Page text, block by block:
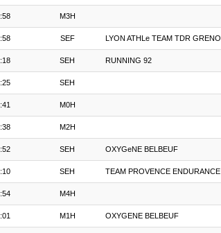
M3H
SEF LYON ATHLe TEAM TDR GRENO
SEH RUNNING 92
SEH
M0H
M2H
SEH OXYGeNE BELBEUF
SEH TEAM PROVENCE ENDURANCE
M4H
M1H OXYGENE BELBEUF